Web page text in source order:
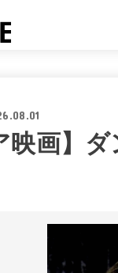
映画】